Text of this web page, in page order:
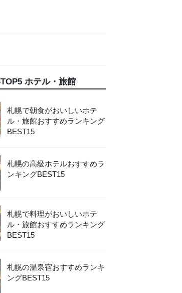
ホテル・旅館
札幌で朝食がおいしいホテ
ル・旅館おすすめランキング
BEST15
札幌の高級ホテルおすすめラ
ンキングBEST15
札幌で料理がおいしいホテ
ル・旅館おすすめランキング
BEST15
札幌の温泉宿おすすめランキ
ングBEST15